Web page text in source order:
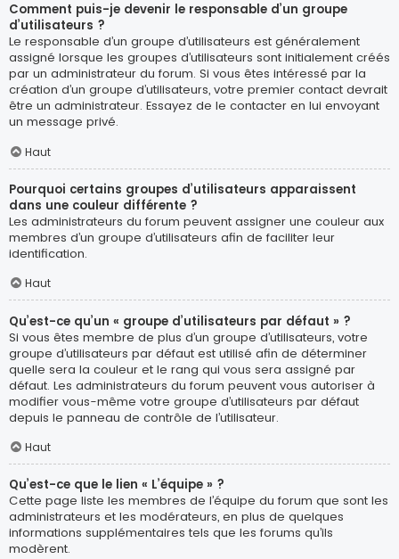
Comment puis-je devenir le responsable d’un groupe
d’utilisateurs ?
Le responsable d’un groupe d’utilisateurs est généralement
assigné lorsque les groupes d’utilisateurs sont initialement créés
par un administrateur du forum. Si vous êtes intéressé par la
création d’un groupe d’utilisateurs, votre premier contact devrait
être un administrateur. Essayez de le contacter en lui envoyant
un message privé.
Haut
Pourquoi certains groupes d’utilisateurs apparaissent
dans une couleur différente ?
Les administrateurs du forum peuvent assigner une couleur aux
membres d’un groupe d’utilisateurs afin de faciliter leur
identification.
Haut
Qu’est-ce qu’un « groupe d’utilisateurs par défaut » ?
Si vous êtes membre de plus d’un groupe d’utilisateurs, votre
groupe d’utilisateurs par défaut est utilisé afin de déterminer
quelle sera la couleur et le rang qui vous sera assigné par
défaut. Les administrateurs du forum peuvent vous autoriser à
modifier vous-même votre groupe d’utilisateurs par défaut
depuis le panneau de contrôle de l’utilisateur.
Haut
Qu’est-ce que le lien « L’équipe » ?
Cette page liste les membres de l’équipe du forum que sont les
administrateurs et les modérateurs, en plus de quelques
informations supplémentaires tels que les forums qu’ils
modèrent.